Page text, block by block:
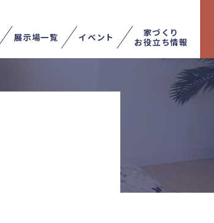
展示場一覧 イベント
家づくり
お役立ち情報